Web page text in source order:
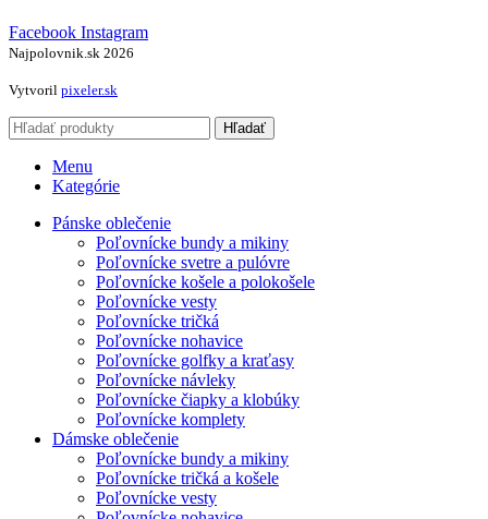
Facebook Instagram
Najpolovnik.sk 2026
Vytvoril pixeler.sk
Hľadať
Menu
Kategórie
Pánske oblečenie
Poľovnícke bundy a mikiny
Poľovnícke svetre a pulóvre
Poľovnícke košele a polokošele
Poľovnícke vesty
Poľovnícke tričká
Poľovnícke nohavice
Poľovnícke golfky a kraťasy
Poľovnícke návleky
Poľovnícke čiapky a klobúky
Poľovnícke komplety
Dámske oblečenie
Poľovnícke bundy a mikiny
Poľovnícke tričká a košele
Poľovnícke vesty